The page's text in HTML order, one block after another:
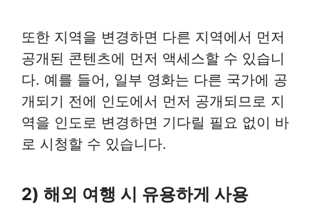
또한 지역을 변경하면 다른 지역에서 먼저
공개된 콘텐츠에 먼저 액세스할 수 있습니
다. 예를 들어, 일부 영화는 다른 국가에 공
개되기 전에 인도에서 먼저 공개되므로 지
역을 인도로 변경하면 기다릴 필요 없이 바
로 시청할 수 있습니다.
2) 해외 여행 시 유용하게 사용